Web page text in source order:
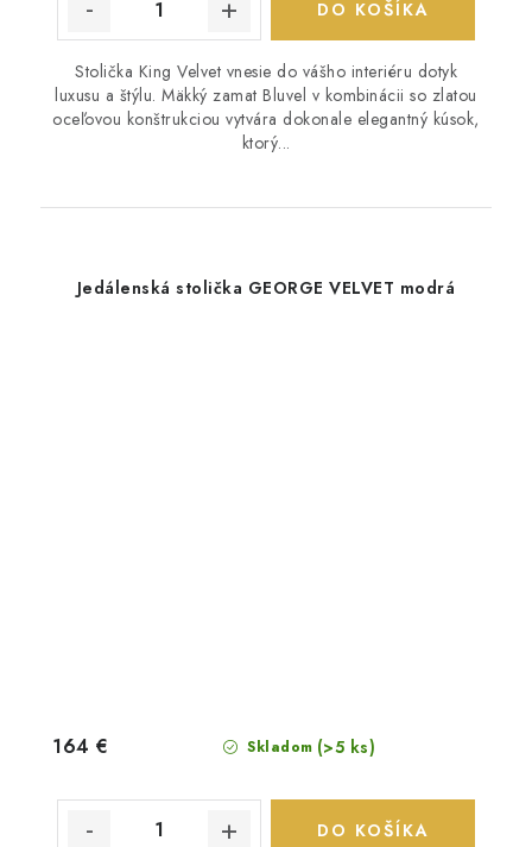
DO KOŠÍKA
Stolička King Velvet vnesie do vášho interiéru dotyk
luxusu a štýlu. Mäkký zamat Bluvel v kombinácii so zlatou
oceľovou konštrukciou vytvára dokonale elegantný kúsok,
ktorý...
Jedálenská stolička GEORGE VELVET modrá
Skladom (>5 ks)
164 €
DO KOŠÍKA